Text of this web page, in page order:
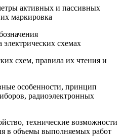
активных и пассивных
маркировка
схемах
схем, правила их чтения и
особенности, принцип
радиоэлектронных
технические возможности
в объемы выполняемых работ